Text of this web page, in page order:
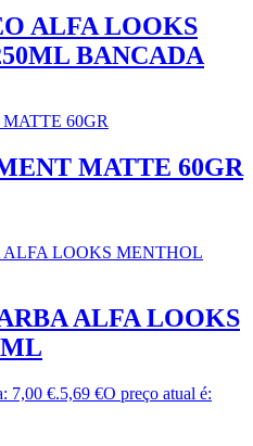
ALFA LOOKS
BANCADA
MATTE 60GR
ALFA LOOKS
7,00 €.5,69 €O preço atual é: